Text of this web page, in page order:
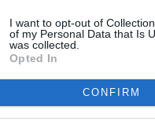
I want to opt-out of
of my Personal Data that Is
was collected.
Opted In
CONFIRM
ο διπλασιασμός της
του
και την
να βρίσκεται
να συνδέεται άμεσα